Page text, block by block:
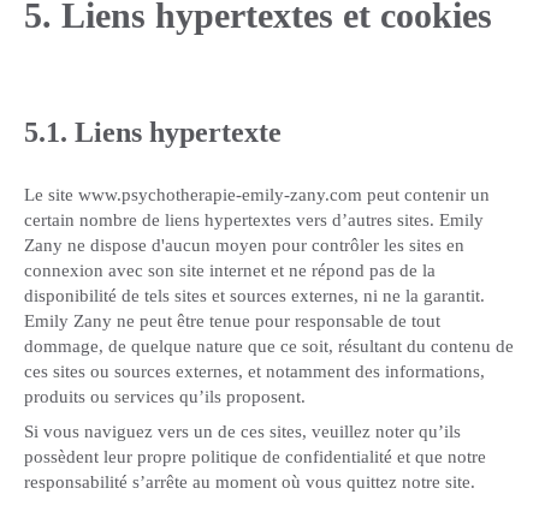
5. Liens hypertextes et cookies
5.1. Liens hypertexte
Le site www.psychotherapie-emily-zany.com peut contenir un
certain nombre de liens hypertextes vers d’autres sites. Emily
Zany ne dispose d'aucun moyen pour contrôler les sites en
connexion avec son site internet et ne répond pas de la
disponibilité de tels sites et sources externes, ni ne la garantit.
Emily Zany ne peut être tenue pour responsable de tout
dommage, de quelque nature que ce soit, résultant du contenu de
ces sites ou sources externes, et notamment des informations,
produits ou services qu’ils proposent.
Si vous naviguez vers un de ces sites, veuillez noter qu’ils
possèdent leur propre politique de confidentialité et que notre
responsabilité s’arrête au moment où vous quittez notre site.